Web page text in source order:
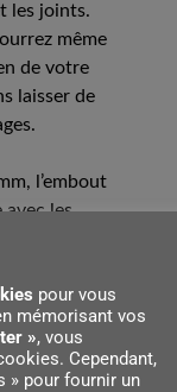
les joints.
même
de votre
laisser de
l’embout
les
STIHL SE 33
pour vous
mémorisant vos
», vous
Cependant,
» pour fournir un